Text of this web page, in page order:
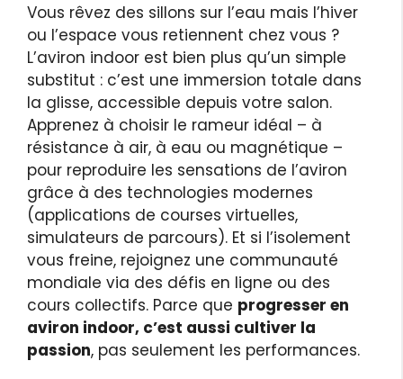
Vous rêvez des sillons sur l’eau mais l’hiver
ou l’espace vous retiennent chez vous ?
L’aviron indoor est bien plus qu’un simple
substitut : c’est une immersion totale dans
la glisse, accessible depuis votre salon.
Apprenez à choisir le rameur idéal – à
résistance à air, à eau ou magnétique –
pour reproduire les sensations de l’aviron
grâce à des technologies modernes
(applications de courses virtuelles,
simulateurs de parcours). Et si l’isolement
vous freine, rejoignez une communauté
mondiale via des défis en ligne ou des
cours collectifs. Parce que progresser en
aviron indoor, c’est aussi cultiver la
passion, pas seulement les performances.